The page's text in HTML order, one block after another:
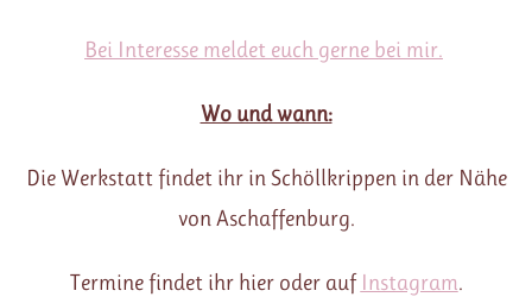
Bei Interesse meldet euch gerne bei mir.
Wo und wann:
Die Werkstatt findet ihr in Schöllkrippen in der Nähe
von Aschaffenburg.
Termine findet ihr hier oder auf Instagram.